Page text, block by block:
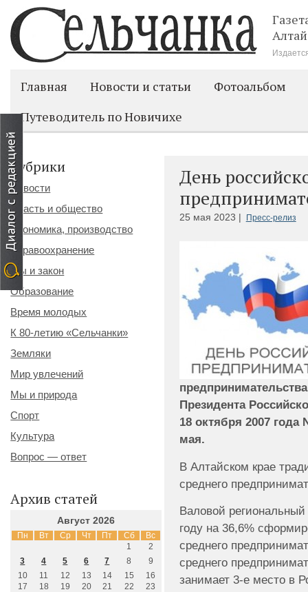
Главная Новости и статьи
Фотоальбом
Путеводитель по Новичихе
День
25 мая 2023 | Пресс-релиз
Президента
18 октября 2007 года
мая.
В Алтайском крае
среднего
Валовой региональный
году на 36,6%
среднего
среднего
занимает 3-е место в
Рубрики
Новости
Власть и общество
Экономика, производство
Здравоохранение
Мы и закон
Образование
Время молодых
К 80-летию «Сельчанки»
Земляки
Мир увлечений
Мы и природа
Спорт
Культура
Вопрос — ответ
Архив статей
Август 2026
Пн Вт Ср Чт Пт Сб Вс
1
2
3
4 5 6 7 8
9
10
11 12 13 14 15
16
17
18 19 20 21 22
23